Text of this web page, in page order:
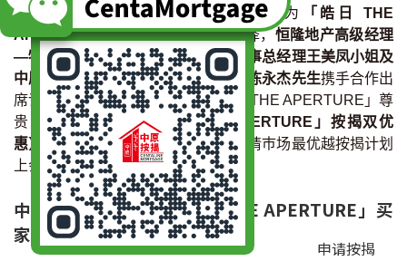
申请按揭
巿焦点。中原地产及中原按揭特别为
「皓日 THE
APERTURE」客户呈献更多按揭选择，恒隆地产高级经理
—物业销售彭颂欣小姐、中原按揭董事总经理王美凤小姐及
中原地产亚太区副主席兼住宅部总裁陈永杰先生携手合作出
席记者会，由中原按揭公布为「皓日 THE APERTURE」尊
贵买家特设全新【「皓日 THE APERTURE」按揭双优
惠】，让尊贵客户可透过中原按揭申请巿场最优越按揭计划
上会。
中原按揭王美凤： 「皓日 THE APERTURE」买
家尽享最优越按揭配套